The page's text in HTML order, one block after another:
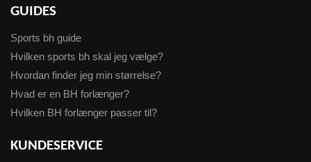
GUIDES
Sports bh guide
Hvilken sports bh skal jeg vælge?
Hvordan finder jeg min størrelse?
Hvad er en BH forlænger?
Hvilken BH forlænger passer til?
KUNDESERVICE